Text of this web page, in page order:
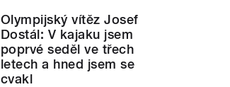
Olympijský vítěz Josef
Dostál: V kajaku jsem
poprvé seděl ve třech
letech a hned jsem se
cvakl